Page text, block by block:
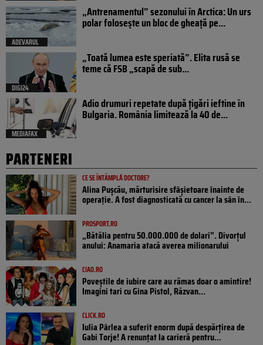
ADEVARUL
„Antrenamentul” sezonului în Arctica: Un urs
polar folosește un bloc de gheață pe...
DIGI24
„Toată lumea este speriată”. Elita rusă se
teme că FSB „scapă de sub...
MEDIAFAX
Adio drumuri repetate după țigări ieftine în
Bulgaria. România limitează la 40 de...
PARTENERI
CE SE ÎNTÂMPLĂ DOCTORE?
Alina Pușcău, mărturisire sfâșietoare înainte de
operație. A fost diagnosticată cu cancer la sân în...
PROSPORT.RO
„Bătălia pentru 50.000.000 de dolari”. Divorțul
anului: Anamaria atacă averea milionarului
CIAO.RO
Poveştile de iubire care au rămas doar o amintire!
Imagini tari cu Gina Pistol, Răzvan...
CLICK.RO
Iulia Pârlea a suferit enorm după despărțirea de
Gabi Torje! A renunțat la carieră pentru...